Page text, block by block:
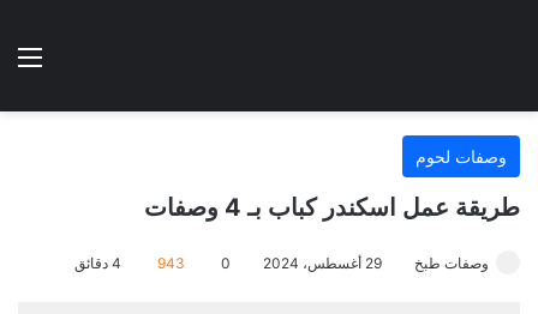
الوضع
وصفات لحوم
طريقة عمل اسكندر كباب بـ 4 وصفات
وصفات طبخ 29 أغسطس، 2024 0
943